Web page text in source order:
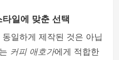
일에 맞춘 선택
일하게 제작된 것은 아닙
는 커피 애호가에게 적합한